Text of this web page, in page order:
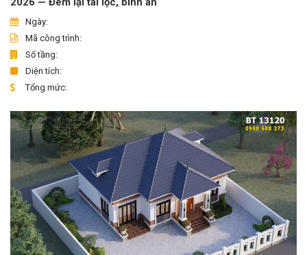
Ngày:
Mã công trình:
Số tầng:
Diện tích:
Tổng mức: